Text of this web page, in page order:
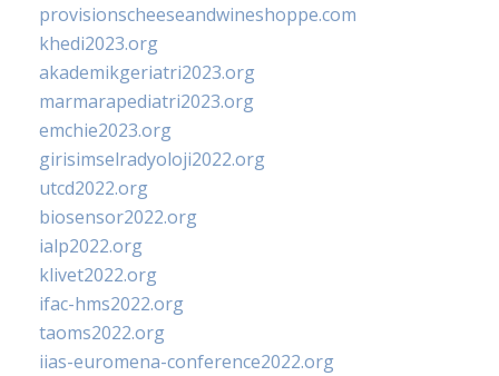
provisionscheeseandwineshoppe.com
khedi2023.org
akademikgeriatri2023.org
marmarapediatri2023.org
emchie2023.org
girisimselradyoloji2022.org
utcd2022.org
biosensor2022.org
ialp2022.org
klivet2022.org
ifac-hms2022.org
taoms2022.org
iias-euromena-conference2022.org